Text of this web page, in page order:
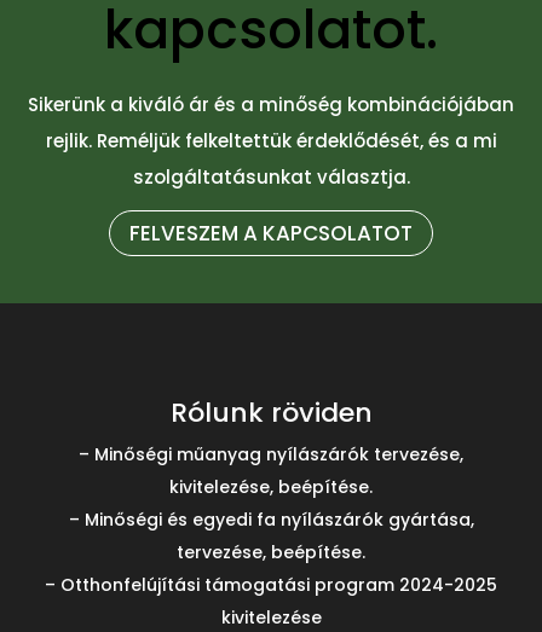
kapcsolatot.
Sikerünk a kiváló ár és a minőség kombinációjában
rejlik. Reméljük felkeltettük érdeklődését, és a mi
szolgáltatásunkat választja.
FELVESZEM A KAPCSOLATOT
Rólunk röviden
– Minőségi műanyag nyílászárók tervezése,
kivitelezése, beépítése.
– Minőségi és egyedi fa nyílászárók gyártása,
tervezése, beépítése.
– Otthonfelújítási támogatási program 2024-2025
kivitelezése